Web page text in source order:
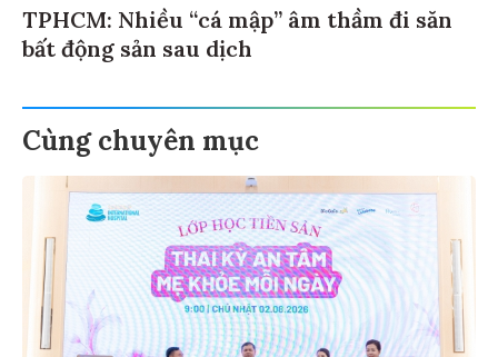
TPHCM: Nhiều “cá mập” âm thầm đi săn
bất động sản sau dịch
Cùng chuyên mục